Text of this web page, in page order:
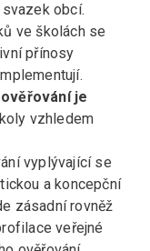
obcí.
ve školách se
přínosy
je
vzhledem
vyplývající se
a koncepční
zásadní rovněž
veřejné